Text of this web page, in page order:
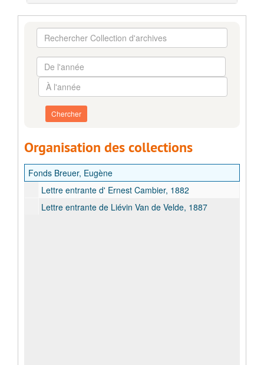
Rechercher
Collection
d'archives
De
l'année
À
l'année
Organisation des collections
Fonds Breuer, Eugène
Lettre entrante d' Ernest Cambier, 1882
Lettre entrante de Liévin Van de Velde, 1887